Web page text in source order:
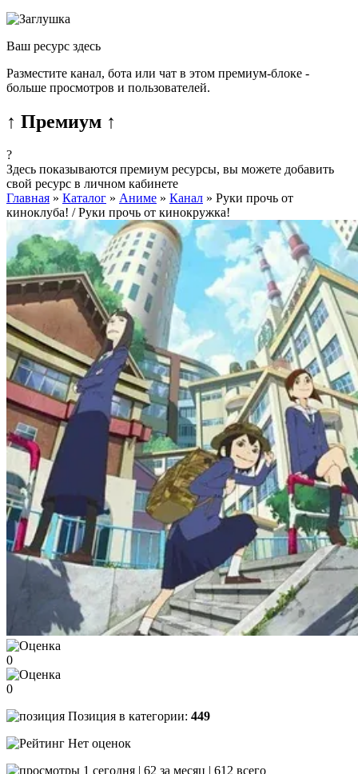
Ваш ресурс здесь
Разместите канал, бота или чат в этом премиум-блоке -
больше просмотров и пользователей.
↑ Премиум ↑
?
Здесь показываются премиум ресурсы, вы можете добавить
свой ресурс в личном кабинете
Главная » Каталог » Аниме » Канал » Руки прочь от
киноклуба! / Руки прочь от кинокружка!
0
0
Позиция в категории: 449
Нет оценок
1 сегодня | 62 за месяц | 612 всего